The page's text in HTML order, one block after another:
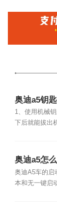
奥迪a5钥
1、使用机械
下后就能拔出
奥迪a5怎
奥迪A5车的启
本和无一键启